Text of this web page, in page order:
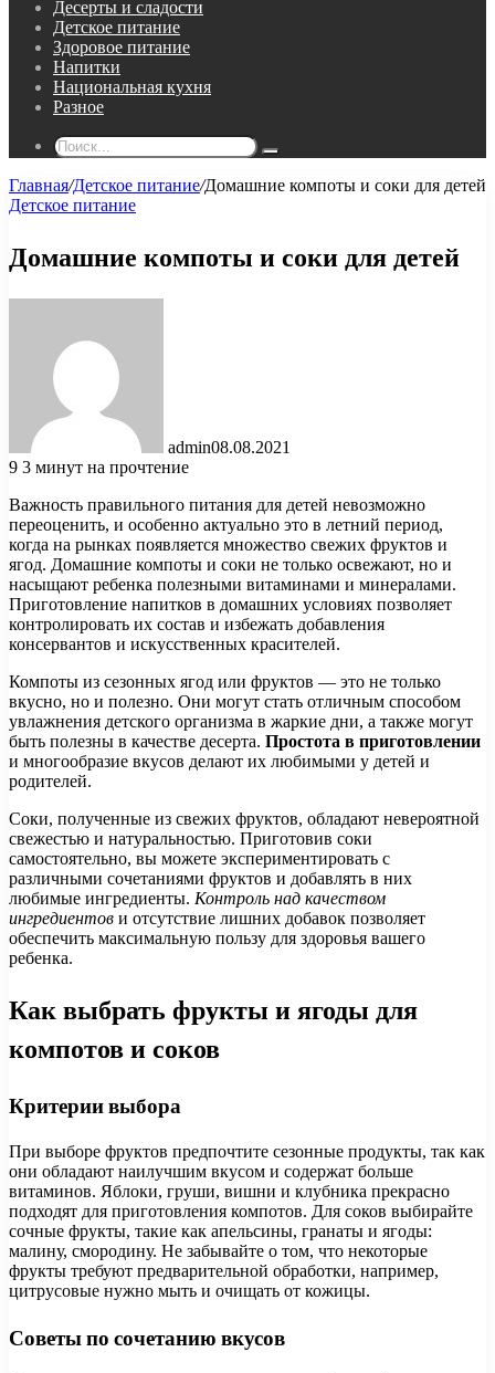
Десерты и сладости
Детское питание
Здоровое питание
Напитки
Национальная кухня
Разное
Поиск...
Главная/Детское питание/Домашние компоты и соки для детей
Детское питание
Домашние компоты и соки для детей
admin08.08.2021
9 3 минут на прочтение
Важность правильного питания для детей невозможно
переоценить, и особенно актуально это в летний период,
когда на рынках появляется множество свежих фруктов и
ягод. Домашние компоты и соки не только освежают, но и
насыщают ребенка полезными витаминами и минералами.
Приготовление напитков в домашних условиях позволяет
контролировать их состав и избежать добавления
консервантов и искусственных красителей.
Компоты из сезонных ягод или фруктов — это не только
вкусно, но и полезно. Они могут стать отличным способом
увлажнения детского организма в жаркие дни, а также могут
быть полезны в качестве десерта. Простота в приготовлении
и многообразие вкусов делают их любимыми у детей и
родителей.
Соки, полученные из свежих фруктов, обладают невероятной
свежестью и натуральностью. Приготовив соки
самостоятельно, вы можете экспериментировать с
различными сочетаниями фруктов и добавлять в них
любимые ингредиенты. Контроль над качеством
ингредиентов и отсутствие лишних добавок позволяет
обеспечить максимальную пользу для здоровья вашего
ребенка.
Как выбрать фрукты и ягоды для
компотов и соков
Критерии выбора
При выборе фруктов предпочтите сезонные продукты, так как
они обладают наилучшим вкусом и содержат больше
витаминов. Яблоки, груши, вишни и клубника прекрасно
подходят для приготовления компотов. Для соков выбирайте
сочные фрукты, такие как апельсины, гранаты и ягоды:
малину, смородину. Не забывайте о том, что некоторые
фрукты требуют предварительной обработки, например,
цитрусовые нужно мыть и очищать от кожицы.
Советы по сочетанию вкусов